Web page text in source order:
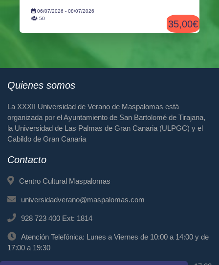
06/07/2026 - 08/07/2026
50
35,00€
Quienes somos
La XXXII Universidad de Verano de Maspalomas está
organizada por el Ayuntamiento de San Bartolomé de Tirajana,
la Universidad de Las Palmas de Gran Canaria (ULPGC) y el
Cabildo de Gran Canaria
Contacto
Centro Cultural Maspalomas
universidadverano@maspalomas.com
928 723 400 Ext: 1814
Atención Telefónica: Lunes a Viernes de 10:00 a 14:00 y de
17:00 a 19:30